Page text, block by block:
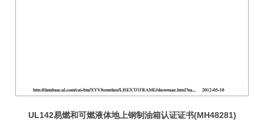
UL142易燃和可燃液体地上钢制油箱认证证书(MH48281)